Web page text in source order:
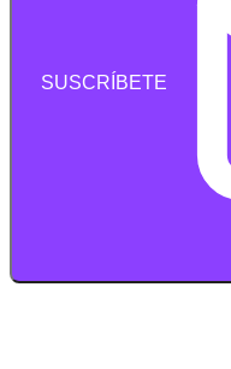
SUSCRÍBETE